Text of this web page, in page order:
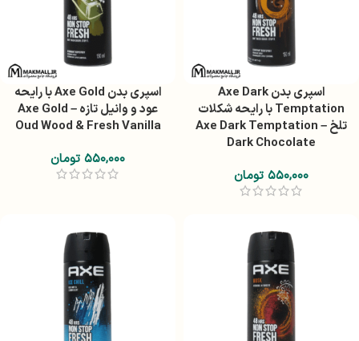
اسپری بدن Axe Dark
Temptation با رایحه شکلات
تلخ – Axe Dark Temptation
Dark Chocolate
۵۵۰,۰۰۰ تومان
اسپری بدن Axe Gold با رایحه
عود و وانیل تازه – Axe Gold
Oud Wood & Fresh Vanilla
۵۵۰,۰۰۰ تومان